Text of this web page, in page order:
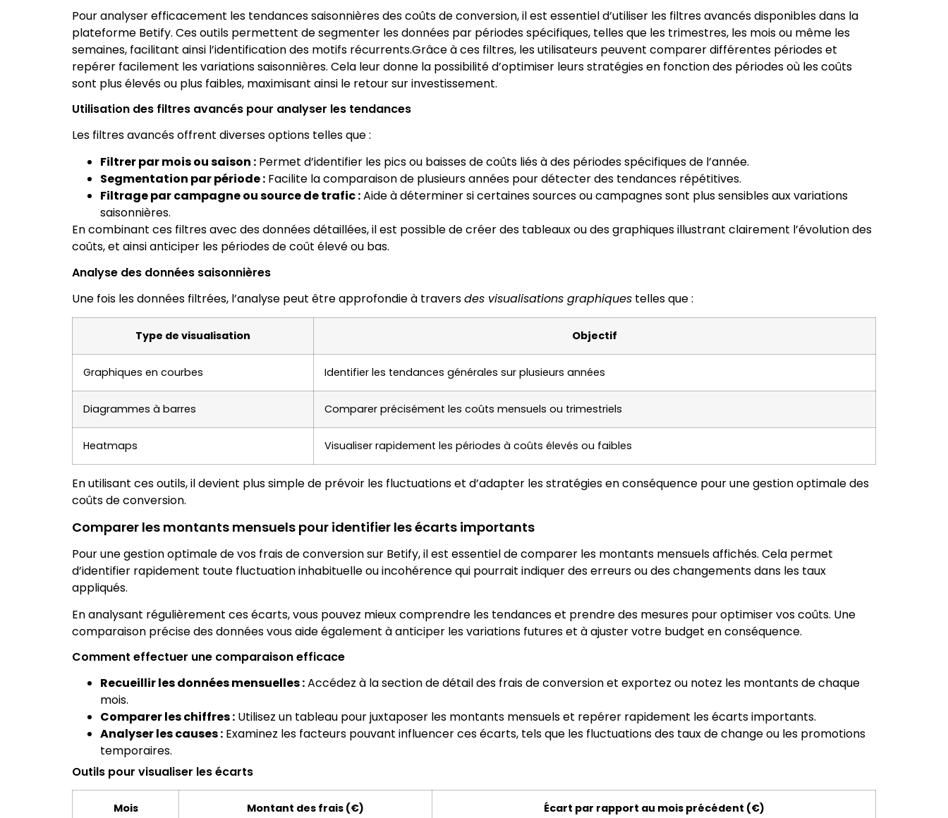
Pour analyser efficacement les tendances saisonnières des coûts de conversion, il est essentiel d’utiliser les filtres avancés disponibles dans la
plateforme Betify. Ces outils permettent de segmenter les données par périodes spécifiques, telles que les trimestres, les mois ou même les
semaines, facilitant ainsi l’identification des motifs récurrents.Grâce à ces filtres, les utilisateurs peuvent comparer différentes périodes et
repérer facilement les variations saisonnières. Cela leur donne la possibilité d’optimiser leurs stratégies en fonction des périodes où les coûts
sont plus élevés ou plus faibles, maximisant ainsi le retour sur investissement.
Utilisation des filtres avancés pour analyser les tendances
Les filtres avancés offrent diverses options telles que :
Filtrer par mois ou saison : Permet d’identifier les pics ou baisses de coûts liés à des périodes spécifiques de l’année.
Segmentation par période : Facilite la comparaison de plusieurs années pour détecter des tendances répétitives.
Filtrage par campagne ou source de trafic :Aide à déterminer si certaines sources ou campagnes sont plus sensibles aux variations
saisonnières.
En combinant ces filtres avec des données détaillées, il est possible de créer des tableaux ou des graphiques illustrant clairement l’évolution des
coûts, et ainsi anticiper les périodes de coût élevé ou bas.
Analyse des données saisonnières
Une fois les données filtrées, l’analyse peut être approfondie à traversdes visualisations graphiques telles que :
Type de visualisation Objectif
Graphiques en courbes Identifier les tendances générales sur plusieurs années
Diagrammes à barres Comparer précisément les coûts mensuels ou trimestriels
Heatmaps Visualiser rapidement les périodes à coûts élevés ou faibles
En utilisant ces outils, il devient plus simple de prévoir les fluctuations et d’adapter les stratégies en conséquence pour une gestion optimale des
coûts de conversion.
Comparer les montants mensuels pour identifier les écarts importants
Pour une gestion optimale de vos frais de conversion sur Betify, il est essentiel de comparer les montants mensuels affichés. Cela permet
d’identifier rapidement toute fluctuation inhabituelle ou incohérence qui pourrait indiquer des erreurs ou des changements dans les taux
appliqués.
En analysant régulièrement ces écarts, vous pouvez mieux comprendre les tendances et prendre des mesures pour optimiser vos coûts. Une
comparaison précise des données vous aide également à anticiper les variations futures et à ajuster votre budget en conséquence.
Comment effectuer une comparaison efficace
Recueillir les données mensuelles :Accédez à la section de détail des frais de conversion et exportez ou notez les montants de chaque
mois.
Comparer les chiffres : Utilisez un tableau pour juxtaposer les montants mensuels et repérer rapidement les écarts importants.
Analyser les causes : Examinez les facteurs pouvant influencer ces écarts, tels que les fluctuations des taux de change ou les promotions
temporaires.
Outils pour visualiser les écarts
Mois Montant des frais (€) Écart par rapport au mois précédent (€)